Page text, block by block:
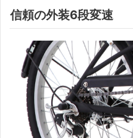
信頼の外装6段変速